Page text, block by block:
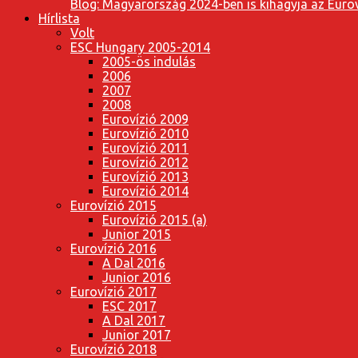
Blog: Magyarország 2024-ben is kihagyja az
Hírlista
Volt
ESC Hungary 2005-2014
2005-ös indulás
2006
2007
2008
Eurovízió 2009
Eurovízió 2010
Eurovízió 2011
Eurovízió 2012
Eurovízió 2013
Eurovízió 2014
Eurovízió 2015
Eurovízió 2015 (a)
Junior 2015
Eurovízió 2016
A Dal 2016
Junior 2016
Eurovízió 2017
ESC 2017
A Dal 2017
Junior 2017
Eurovízió 2018